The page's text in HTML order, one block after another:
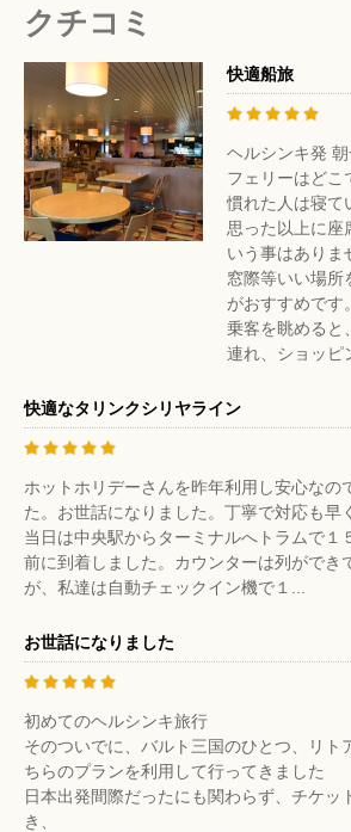
クチコミ
快適船旅
ヘルシンキ発
フェリーはどこ
慣れた人は寝て
思った以上に座
いう事はありま
窓際等いい場所
がおすすめです。
乗客を眺めると
連れ、ショッピ
快適なタリンクシリヤライン
ホットホリデーさんを昨年利用し安心なの
た。お世話になりました。丁寧で対応も早
当日は中央駅からターミナルへトラムで１
前に到着しました。カウンターは列ができ
が、私達は自動チェックイン機で１...
お世話になりました
初めてのヘルシンキ旅行
そのついでに、バルト三国のひとつ、リト
ちらのプランを利用して行ってきました
日本出発間際だったにも関わらず、チケッ
き、